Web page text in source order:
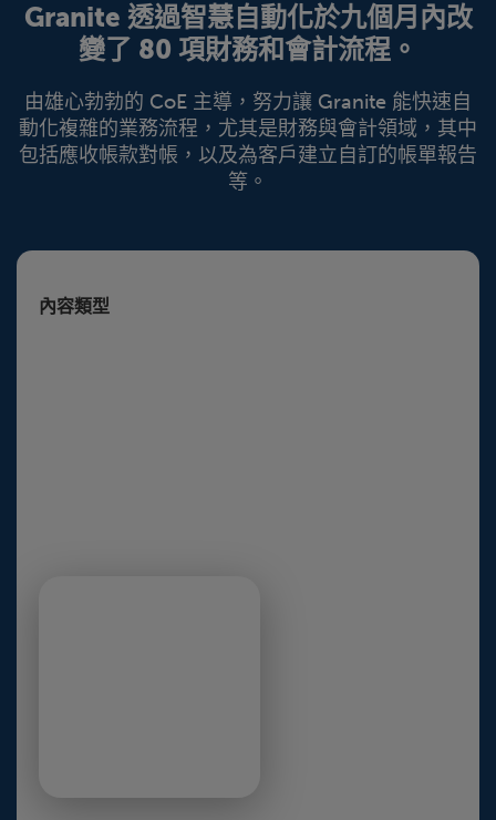
Granite 透過智慧自動化於九個月內改
變了 80 項財務和會計流程。
由雄心勃勃的 CoE 主導，努力讓 Granite 能快速自
動化複雜的業務流程，尤其是財務與會計領域，其中
包括應收帳款對帳，以及為客戶建立自訂的帳單報告
等。
內容類型